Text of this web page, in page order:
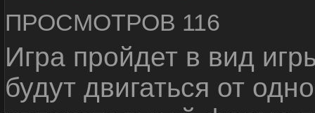
ПРОСМОТРОВ 116
Игра пройдет в вид
будут двигаться от